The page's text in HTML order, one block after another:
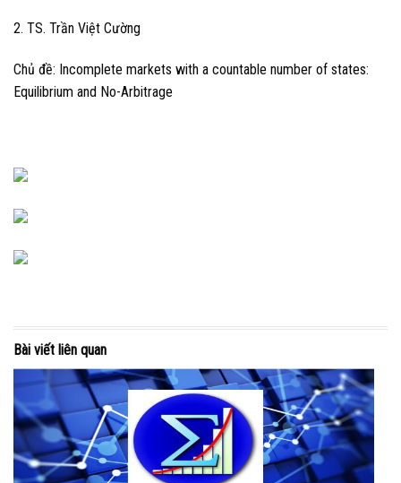
2. TS. Trần Việt Cường
Chủ đề: Incomplete markets with a countable number of states:
Equilibrium and No-Arbitrage
Bài viết liên quan